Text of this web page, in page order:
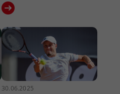
30.06.2025